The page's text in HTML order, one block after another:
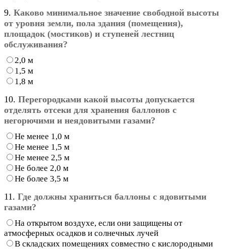
9. Каково минимальное значение свободной высоты
от уровня земли, пола здания (помещения),
площадок (мостиков) и ступеней лестниц
обслуживания?
2,0 м
1,5 м
1,8 м
10. Перегородками какой высоты допускается
отделять отсеки для хранения баллонов с
негорючими и неядовитыми газами?
Не менее 1,0 м
Не менее 1,5 м
Не менее 2,5 м
Не более 2,0 м
Не более 3,5 м
11. Где должны храниться баллоны с ядовитыми
газами?
На открытом воздухе, если они защищены от
атмосферных осадков и солнечных лучей
В складских помещениях совместно с кислородными